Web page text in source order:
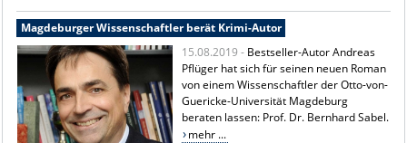
Magdeburger Wissenschaftler berät Krimi-Autor
15.08.2019 - Bestseller-Autor Andreas
Pflüger hat sich für seinen neuen Roman
von einem Wissenschaftler der Otto-von-
Guericke-Universität Magdeburg
beraten lassen: Prof. Dr. Bernhard Sabel.
mehr ...